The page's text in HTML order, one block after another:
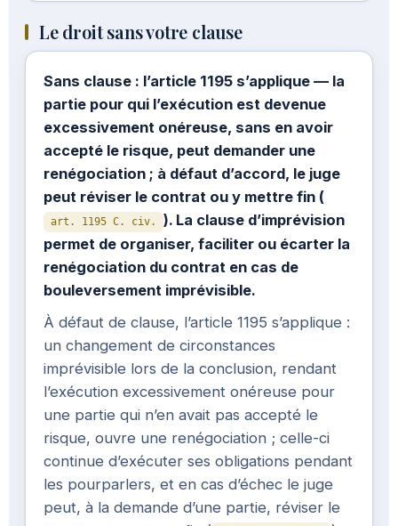
Le droit sans votre clause
Sans clause : l’article 1195 s’applique — la
partie pour qui l’exécution est devenue
excessivement onéreuse, sans en avoir
accepté le risque, peut demander une
renégociation ; à défaut d’accord, le juge
peut réviser le contrat ou y mettre fin (
art. 1195 C. civ.
). La clause d’imprévision
permet de organiser, faciliter ou écarter la
renégociation du contrat en cas de
bouleversement imprévisible.
À défaut de clause, l’article 1195 s’applique :
un changement de circonstances
imprévisible lors de la conclusion, rendant
l’exécution excessivement onéreuse pour
une partie qui n’en avait pas accepté le
risque, ouvre une renégociation ; celle-ci
continue d’exécuter ses obligations pendant
les pourparlers, et en cas d’échec le juge
peut, à la demande d’une partie, réviser le